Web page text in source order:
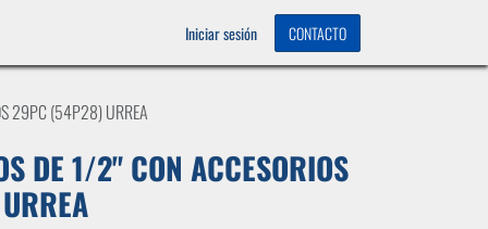
Iniciar sesión CONTACTO
29PC (54P28) URREA
DE 1/2" CON ACCESORIOS